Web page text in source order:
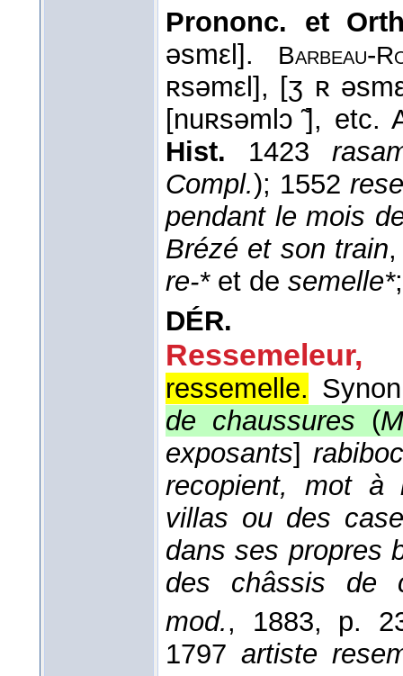
Prononc. et
əsmεl].
Barbeau-
ʀsəmεl], [ʒ ʀ
[nuʀsəmlɔ ̃], etc.
Hist. 1423
Compl.); 1552
pendant le mois
Brézé et son train
re-*et de semelle*
DÉR.
Ressemeleur,
ressemelle.
de chaussures (
exposants]
recopient, mot à
villas ou des
dans ses propres
des châssis de
mod., 1883, p.
1797 artiste